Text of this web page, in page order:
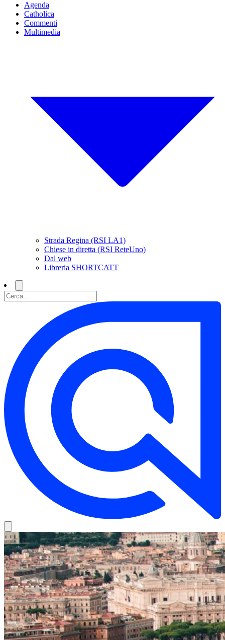
Agenda
Catholica
Commenti
Multimedia
Strada Regina (RSI LA1)
Chiese in diretta (RSI ReteUno)
Dal web
Libreria SHORTCATT